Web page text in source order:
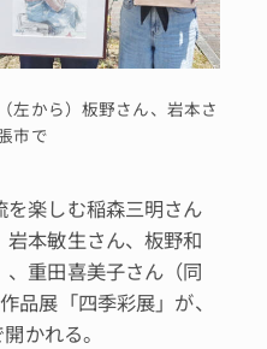
左から）板野さん、岩本さ
市で
楽しむ稲森三明さん
岩本敏生さん、板野和
重田喜美子さん（同
品展「四季彩展」が、
かれる。